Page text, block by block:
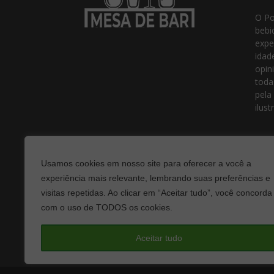
Usamos cookies em nosso site para oferecer a você a
experiência mais relevante, lembrando suas preferências e
visitas repetidas. Ao clicar em “Aceitar tudo”, você concorda
com o uso de TODOS os cookies.
Aceitar tudo
O